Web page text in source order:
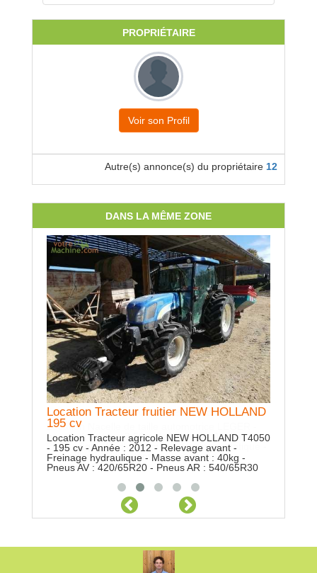
PROPRIÉTAIRE
Voir son Profil
Autre(s) annonce(s) du propriétaire 12
DANS LA MÊME ZONE
Location Tracteur fruitier NEW HOLLAND
195 cv
Location Tracteur agricole NEW HOLLAND T4050
- 195 cv - Année : 2012 - Relevage avant -
Freinage hydraulique - Masse avant : 40kg -
Pneus AV : 420/65R20 - Pneus AR : 540/65R30
Location Nacelle de taille LEGER
Location Nacelle de taille automotrice LEGER -
nacelle fruitière - 3.50m de hauteur - Année :
2017 - Equipée d'un compresseur pneumatique -
4 nacelles indépendantes - avancement
hydraulique